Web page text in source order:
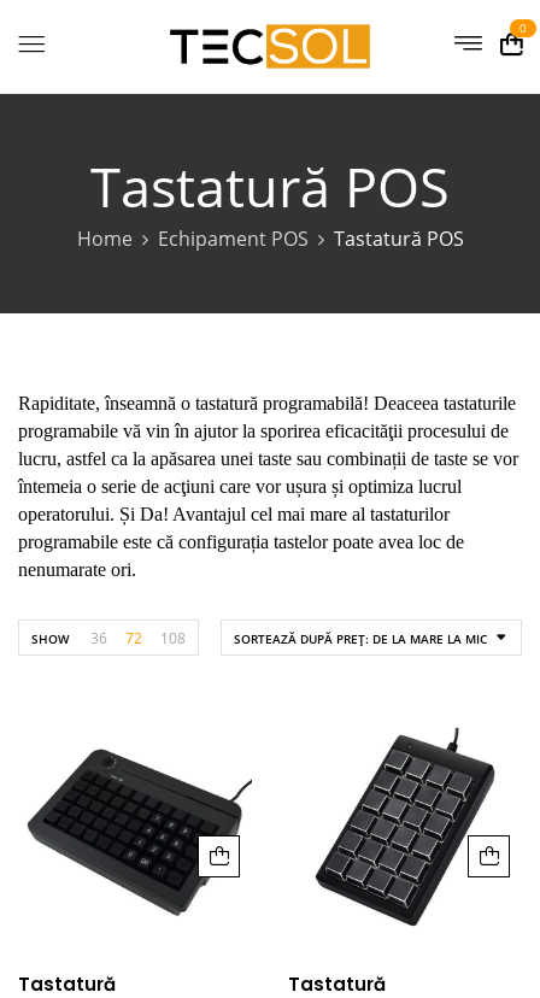
0
Tastatură POS
Home Echipament POS Tastatură POS
Rapiditate, înseamnă o tastatură programabilă! Deaceea tastaturile
programabile vă vin în ajutor la sporirea eficacităţii procesului de
lucru, astfel ca la apăsarea unei taste sau combinații de taste se vor
întemeia o serie de acţiuni care vor ușura și optimiza lucrul
operatorului. Și Da! Avantajul cel mai mare al tastaturilor
programabile este că configurația tastelor poate avea loc de
nenumarate ori.
SORTEAZĂ DUPĂ PREȚ: DE LA MARE LA MIC
SHOW 36 72 108
Tastatură
Tastatură